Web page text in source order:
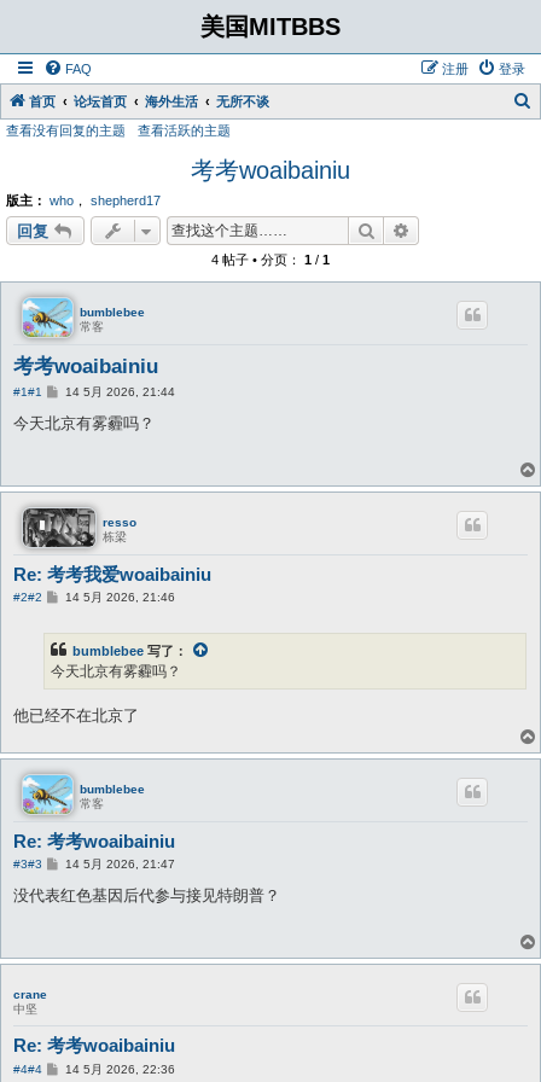
美国MITBBS
FAQ 登录
注册
首页 论坛首页 海外生活 无所不谈
查看没有回复的主题 查看活跃的主题
考考woaibainiu
版主： who ， shepherd17
回复 搜索
4 帖子 • 分页： 1 / 1
bumblebee
常客
考考woaibainiu
#1#1
帖14 5月 2026, 21:44
今天北京有雾霾吗？
resso
栋梁
Re: 考考我爱woaibainiu
#2#2
帖14 5月 2026, 21:46
bumblebee 写了：
今天北京有雾霾吗？
他已经不在北京了
bumblebee
常客
Re: 考考woaibainiu
#3#3
帖
14 5月 2026, 21:47
没代表红色基因后代参与接见特朗普？
crane
中坚
Re: 考考woaibainiu
#4#4
帖14 5月 2026, 22:36